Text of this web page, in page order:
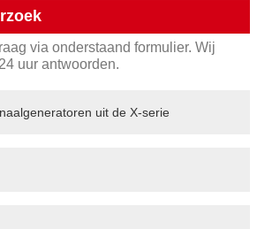
via onderstaand formulier. Wij
uur antwoorden.